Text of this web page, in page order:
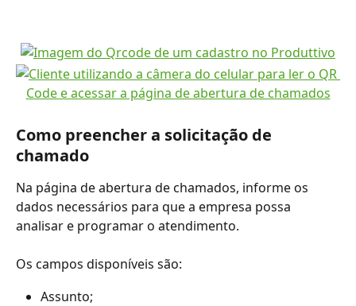
Como preencher a solicitação de
chamado
Na página de abertura de chamados, informe os
dados necessários para que a empresa possa
analisar e programar o atendimento.
Os campos disponíveis são:
Assunto;